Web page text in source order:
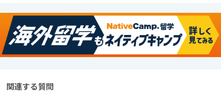
関連する質問